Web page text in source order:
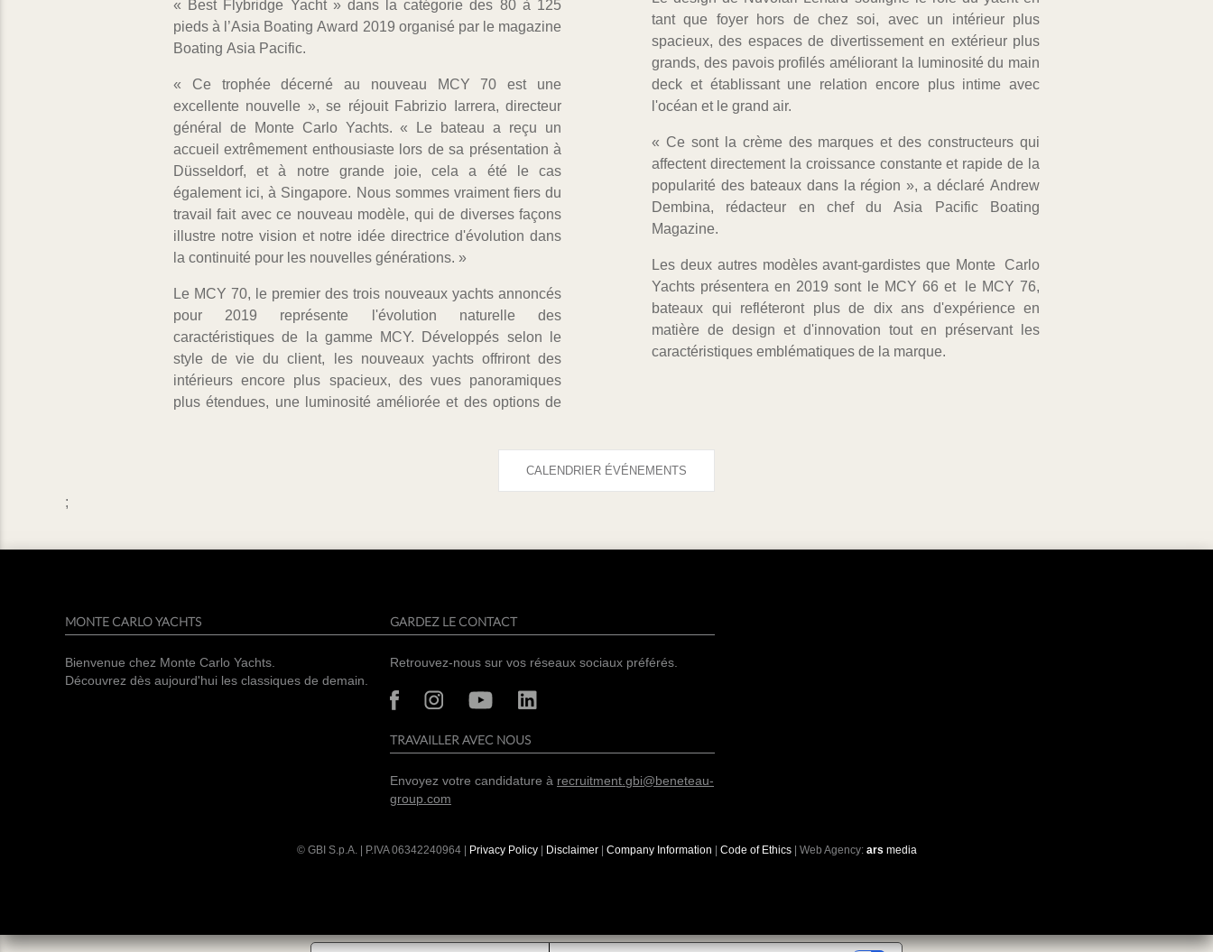
« Best Flybridge Yacht » dans la catégorie des 80 à 125
pieds à l’Asia Boating Award 2019 organisé par le magazine
Boating Asia Pacific.
« Ce trophée décerné au nouveau MCY 70 est une
excellente nouvelle », se réjouit Fabrizio Iarrera, directeur
général de Monte Carlo Yachts. « Le bateau a reçu un
accueil extrêmement enthousiaste lors de sa présentation à
Düsseldorf, et à notre grande joie, cela a été le cas
également ici, à Singapore. Nous sommes vraiment fiers du
travail fait avec ce nouveau modèle, qui de diverses façons
illustre notre vision et notre idée directrice d'évolution dans
la continuité pour les nouvelles générations. »
Le MCY 70, le premier des trois nouveaux yachts annoncés
pour 2019 représente l'évolution naturelle des
caractéristiques de la gamme MCY. Développés selon le
style de vie du client, les nouveaux yachts offriront des
intérieurs encore plus spacieux, des vues panoramiques
plus étendues, une luminosité améliorée et des options de
tant que foyer hors de chez soi, avec un intérieur plus
spacieux, des espaces de divertissement en extérieur plus
grands, des pavois profilés améliorant la luminosité du main
deck et établissant une relation encore plus intime avec
l'océan et le grand air.
« Ce sont la crème des marques et des constructeurs qui
affectent directement la croissance constante et rapide de la
popularité des bateaux dans la région », a déclaré Andrew
Dembina, rédacteur en chef du Asia Pacific Boating
Magazine.
Les deux autres modèles avant-gardistes que Monte Carlo
Yachts présentera en 2019 sont le MCY 66 et le MCY 76,
bateaux qui refléteront plus de dix ans d'expérience en
matière de design et d'innovation tout en préservant les
caractéristiques emblématiques de la marque.
CALENDRIER ÉVÉNEMENTS
;
MONTE CARLO YACHTS
Bienvenue chez Monte Carlo Yachts.
Découvrez dès aujourd'hui les classiques de demain.
GARDEZ LE CONTACT
Retrouvez-nous sur vos réseaux sociaux préférés.
TRAVAILLER AVEC NOUS
Envoyez votre candidature à recruitment.gbi@beneteau-
group.com
© GBI S.p.A. | P.IVA06342240964| Privacy Policy| Disclaimer Company Information Code of Ethics| Web Agency: ars media